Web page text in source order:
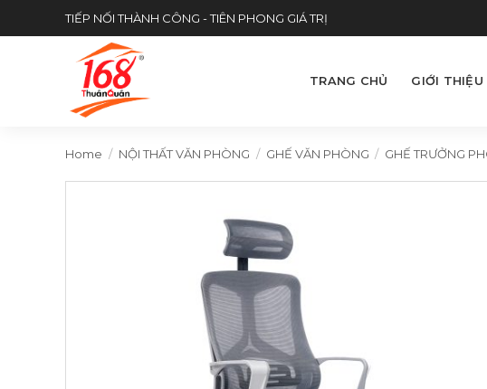
to
TIẾP NỐI THÀNH CÔNG - TIÊN PHONG GIÁ TRỊ
TRANG CHỦ GIỚI THIỆU
Home / NỘI THẤT VĂN PHÒNG / GHẾ VĂN PHÒNG / GHẾ TRƯỞNG